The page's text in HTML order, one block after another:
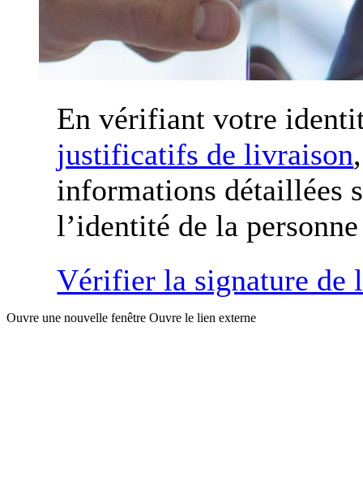
En vérifiant votre
justificatifs de livraison
informations détaillées
l’identité de la
Vérifier la signature de
Ouvre une nouvelle fenêtre Ouvre le lien externe